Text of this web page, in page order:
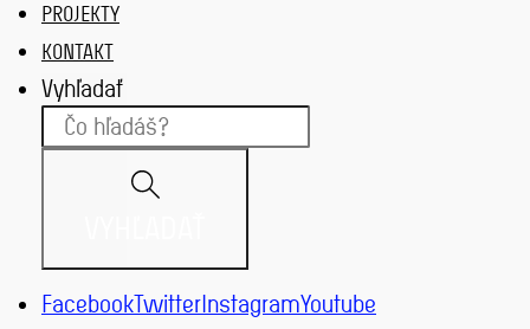
PROJEKTY
KONTAKT
Vyhľadať
FacebookTwitterInstagramYoutube